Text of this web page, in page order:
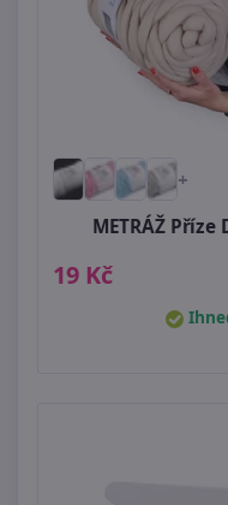
+
METRÁŽ
19 Kč